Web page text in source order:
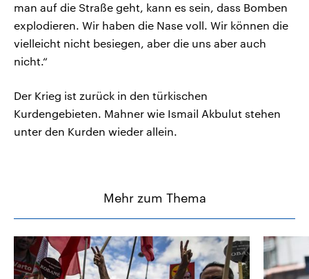
man auf die Straße geht, kann es sein, dass Bomben
explodieren. Wir haben die Nase voll. Wir können die
vielleicht nicht besiegen, aber die uns aber auch
nicht.“
Der Krieg ist zurück in den türkischen
Kurdengebieten. Mahner wie Ismail Akbulut stehen
unter den Kurden wieder allein.
Mehr zum Thema